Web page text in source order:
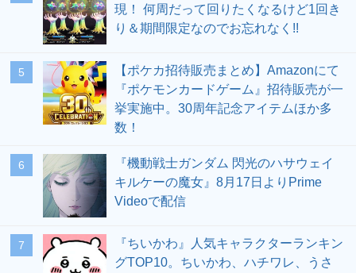
現！ 何周だって回りたくなるけど1回き
り＆期間限定なのでお忘れなく!!
5
【ポケカ招待販売まとめ】Amazonにて
『ポケモンカードゲーム』招待販売が一
挙実施中。30周年記念アイテムほか多
数！
6
『機動戦士ガンダム 閃光のハサウェイ
キルケーの魔女』8月17日よりPrime
Videoで配信
7
『ちいかわ』人気キャラクターランキン
グTOP10。ちいかわ、ハチワレ、うさ